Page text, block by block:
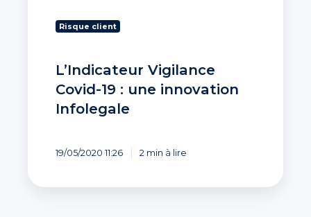
Risque client
L’Indicateur Vigilance
Covid-19 : une innovation
Infolegale
19/05/2020 11:26 2 min à lire